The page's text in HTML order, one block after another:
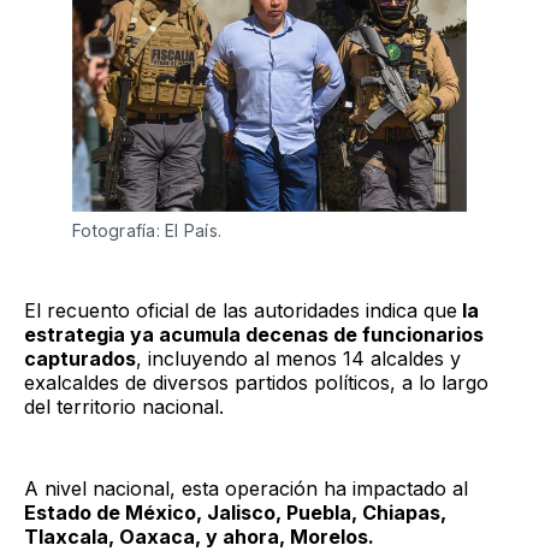
Fotografía: El País.
El recuento oficial de las autoridades indica que la
estrategia ya acumula decenas de funcionarios
capturados, incluyendo al menos 14 alcaldes y
exalcaldes de diversos partidos políticos, a lo largo
del territorio nacional.
A nivel nacional, esta operación ha impactado al
Estado de México, Jalisco, Puebla, Chiapas,
Tlaxcala, Oaxaca, y ahora, Morelos.